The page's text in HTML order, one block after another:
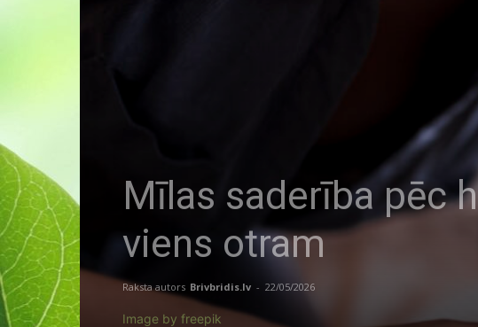
Mīlas saderība pēc
viens otram
Raksta autors Brivbridis.lv - 22/05/2026
Image by freepik